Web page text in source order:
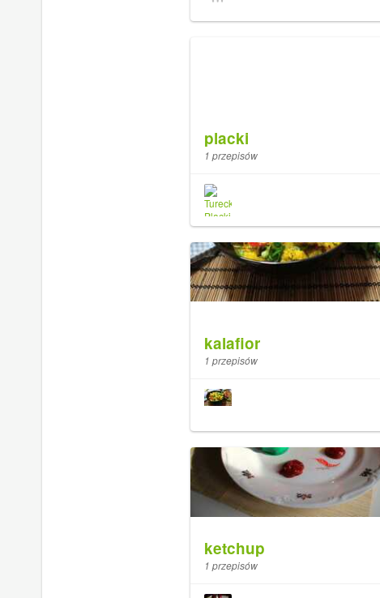
placki
1 przepisów
kalafior
1 przepisów
ketchup
1 przepisów